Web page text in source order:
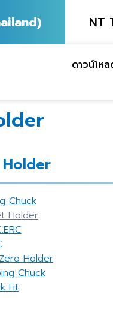
NT
ดาวน์โหล
Chuck
Holder
Holder
Chuck
Fit